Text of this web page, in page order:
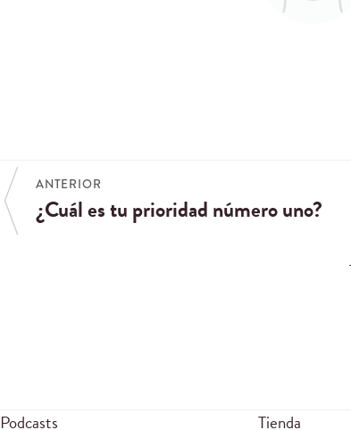
ANTERIOR
¿Cuál es tu prioridad número uno?
Podcasts Tienda